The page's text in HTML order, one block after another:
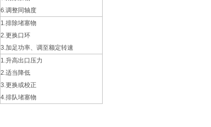
6.调整同轴度
1.排除堵塞物
2.更换口环
3.加足功率、调至额定转速
1.升高出口压力
2.适当降低
3.更换或校正
4.排队堵塞物